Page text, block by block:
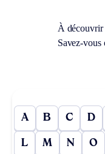
À découvrir
Savez-vous
A B C D
L M N O